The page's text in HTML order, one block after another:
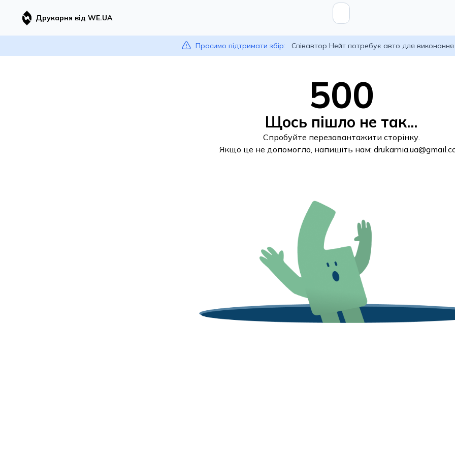
Друкарня від WE.UA
Просимо підтримати збір: Співавтор Нейт потребує авто для
500
Щось пішло не так...
Спробуйте перезавантажити сторінку.
Якщо це не допомогло, напишіть нам: